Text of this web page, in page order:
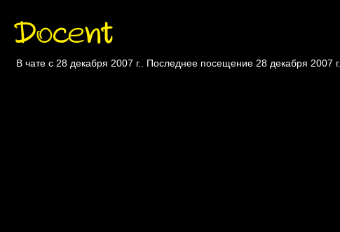
Docent
В чате с 28 декабря 2007 г.. Последнее посещение 28 декабря 2007 г.